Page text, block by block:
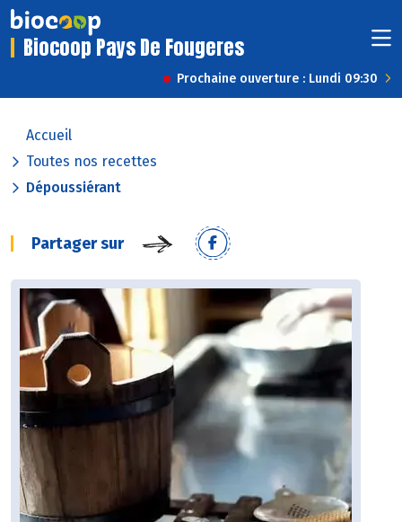
Biocoop Pays De Fougeres
Prochaine ouverture : Lundi 09:30
Accueil
Toutes nos recettes
Dépoussiérant
Partager sur